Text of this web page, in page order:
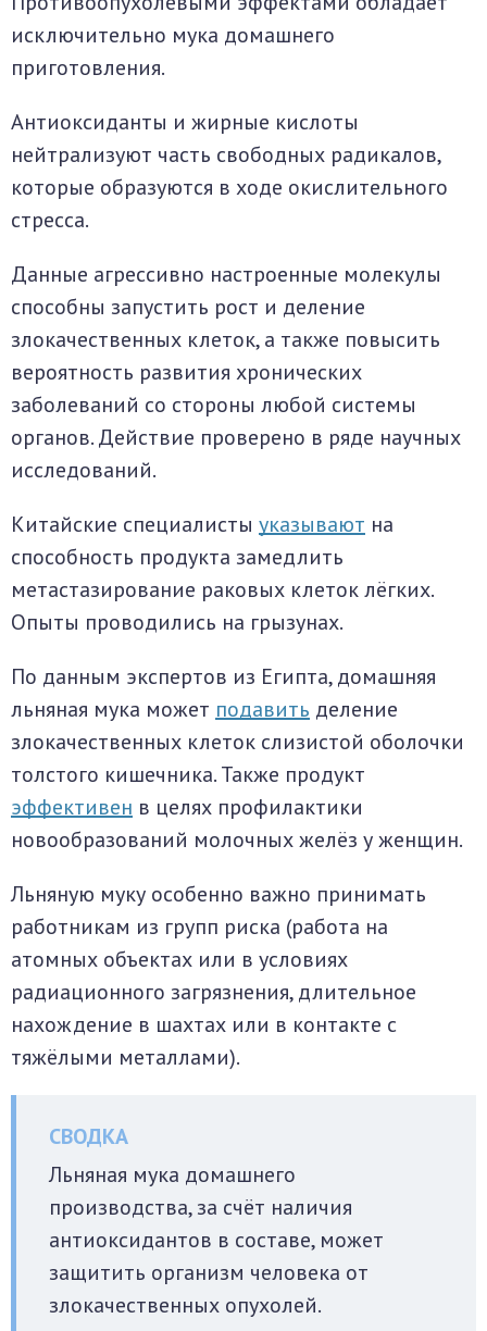
исключительно мука домашнего
приготовления.
Антиоксиданты и жирные кислоты
нейтрализуют часть свободных радикалов,
которые образуются в ходе окислительного
стресса.
Данные агрессивно настроенные молекулы
способны запустить рост и деление
злокачественных клеток, а также повысить
вероятность развития хронических
заболеваний со стороны любой системы
органов. Действие проверено в ряде научных
исследований.
Китайские специалисты указывают на
способность продукта замедлить
метастазирование раковых клеток лёгких.
Опыты проводились на грызунах.
По данным экспертов из Египта, домашняя
льняная мука может подавить деление
злокачественных клеток слизистой оболочки
толстого кишечника. Также продукт
эффективен в целях профилактики
новообразований молочных желёз у женщин.
Льняную муку особенно важно принимать
работникам из групп риска (работа на
атомных объектах или в условиях
радиационного загрязнения, длительное
нахождение в шахтах или в контакте с
тяжёлыми металлами).
Льняная мука домашнего
производства, за счёт наличия
антиоксидантов в составе, может
защитить организм человека от
злокачественных опухолей.